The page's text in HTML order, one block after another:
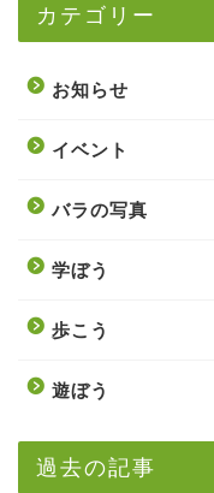
カテゴリー
お知らせ
イベント
バラの写真
学ぼう
歩こう
遊ぼう
過去の記事